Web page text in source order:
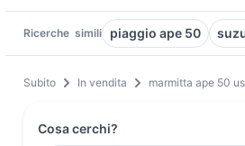
Ricerche simili piaggio ape 50
Subito In vendita marmitta ape 50
Cosa cerchi?